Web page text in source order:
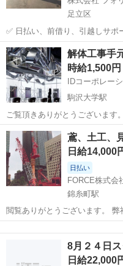
足立区
✅ 日払い、前借り、引越しサポ
も充実！🙌 ✅ 希望者は夜勤あり！短時
着いた方は、かなりラッキーです！ ＿＿＿＿＿＿＿＿＿＿＿
＿＿ ...
東京 足立区 鳶職
解体工事手
時給1,500円
IDコーポレー
駒沢大学駅
ご覧頂きありがとうございます。 今回は８月２５日スタート壁紙剥が
し、硝子フィルム剥がし、カー
搬出、トラック積込等のお仕事になります。 ご応
名前 ②お住まい...
東京 世田谷区 駒沢大
鳶、土工、
日給14,000
日払い
FORCE株式会
錦糸町駅
閲覧ありがとうございます。 弊社FORCE株式会社ではたくさんの仲
間たちを募集しています。 職人って辛そうだな！重たい物など持つだ
ろうな！怖そうだな！ たくさんの心配があると思います。 たくさんの
不安は必ず無くなりま...8月２４日
日給22,000